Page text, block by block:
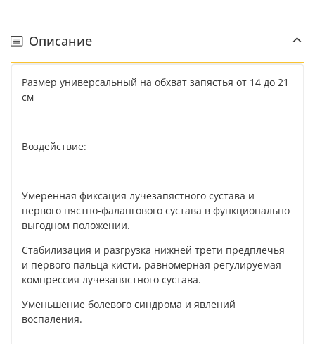
Описание
Размер универсальный на обхват запястья от 14 до 21
см
Воздействие:
Умеренная фиксация лучезапястного сустава и
первого пястно-фалангового сустава в функционально
выгодном положении.
Стабилизация и разгрузка нижней трети предплечья
и первого пальца кисти, равномерная регулируемая
компрессия лучезапястного сустава.
Уменьшение болевого синдрома и явлений
воспаления.